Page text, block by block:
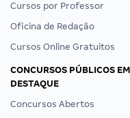
Cursos por Professor
Oficina de Redação
Cursos Online Gratuitos
CONCURSOS PÚBLICOS EM
DESTAQUE
Concursos Abertos